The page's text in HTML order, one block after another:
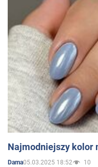
Najmodniejszy kolor
Dama05.03.2025 18:52 10